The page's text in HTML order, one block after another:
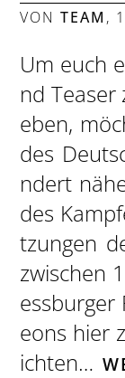
VONTEAM ,
Um euch
nd Teaser
eben,
des
ndert
des
tzungen
zwischen
essburger
eons hier
ichten…